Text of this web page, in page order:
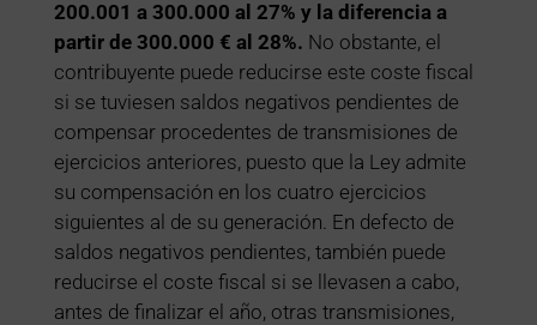
200.001 a 300.000 al 27% y la diferencia a
partir de 300.000 € al 28%. No obstante, el
contribuyente puede reducirse este coste fiscal
si se tuviesen saldos negativos pendientes de
compensar procedentes de transmisiones de
ejercicios anteriores, puesto que la Ley admite
su compensación en los cuatro ejercicios
siguientes al de su generación. En defecto de
saldos negativos pendientes, también puede
reducirse el coste fiscal si se llevasen a cabo,
antes de finalizar el año, otras transmisiones,